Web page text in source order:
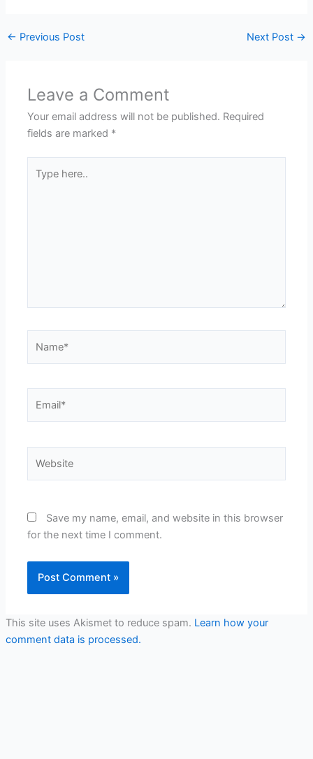
← Previous Post Next Post →
Leave a Comment
Your email address will not be published. Required
fields are marked *
here..
Save my name, email, and website in this browser
for the next time I comment.
This site uses Akismet to reduce spam. Learn how your
comment data is processed.